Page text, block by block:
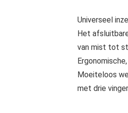
Universeel
Het
van mist tot
Moeiteloos
met drie